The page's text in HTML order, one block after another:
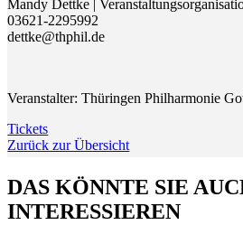
Mandy Dettke |
03621-2295992
dettke@thphil.de
Veranstalter: Thüringen Philharmonie
Tickets
Zurück zur Übersicht
DAS KÖNNTE SIE
INTERESSIEREN